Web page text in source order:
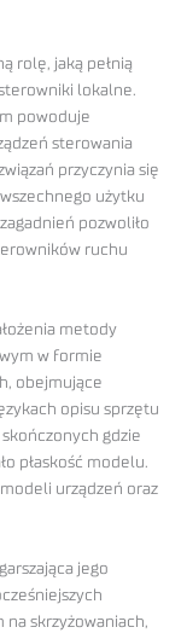
rolę, jaką pełnią
lokalne.
powoduje
sterowania
przyczynia się
użytku
pozwoliło
ruchu
metody
w formie
obejmujące
opisu sprzętu
gdzie
płaskość modelu.
urządzeń oraz
jego
skrzyżowaniach,